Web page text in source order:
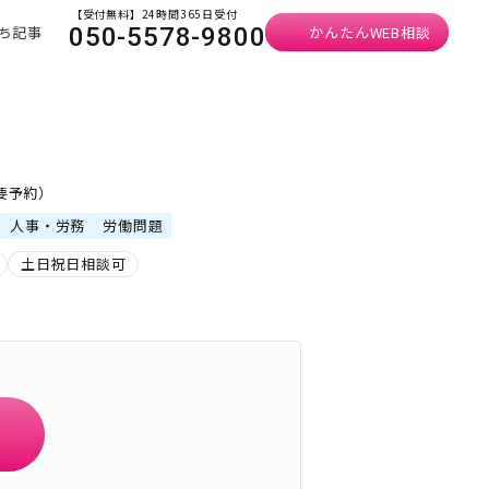
記事
【受付無料】24時間365日受付
050-5578-9800 かんたんWEB相談
約）
人事・労務
労働問題
土日祝日相談可